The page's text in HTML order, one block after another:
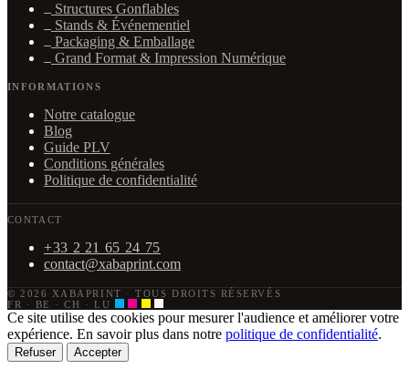
Structures Gonflables
Stands & Événementiel
Packaging & Emballage
Grand Format & Impression Numérique
INFORMATIONS
Notre catalogue
Blog
Guide PLV
Conditions générales
Politique de confidentialité
CONTACT
+33 2 21 65 24 75
contact@xabaprint.com
© 2026 XABAPRINT ·
TOUS DROITS RÉSERVÉS
FR · BE · CH · LU
Ce site utilise des cookies pour mesurer l'audience et améliorer votre
expérience. En savoir plus dans notre politique de confidentialité.
Refuser Accepter